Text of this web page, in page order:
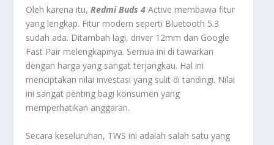
Oleh karena itu,Redmi Buds 4 Active membawa fitur
yang lengkap. Fitur modern seperti Bluetooth 5.3
sudah ada. Ditambah lagi, driver 12mm dan Google
Fast Pair melengkapinya. Semua ini di tawarkan
dengan harga yang sangat terjangkau. Hal ini
menciptakan nilai investasi yang sulit di tandingi. Nilai
ini sangat penting bagi konsumen yang
memperhatikan anggaran.
Secara keseluruhan, TWS ini adalah salah satu yang